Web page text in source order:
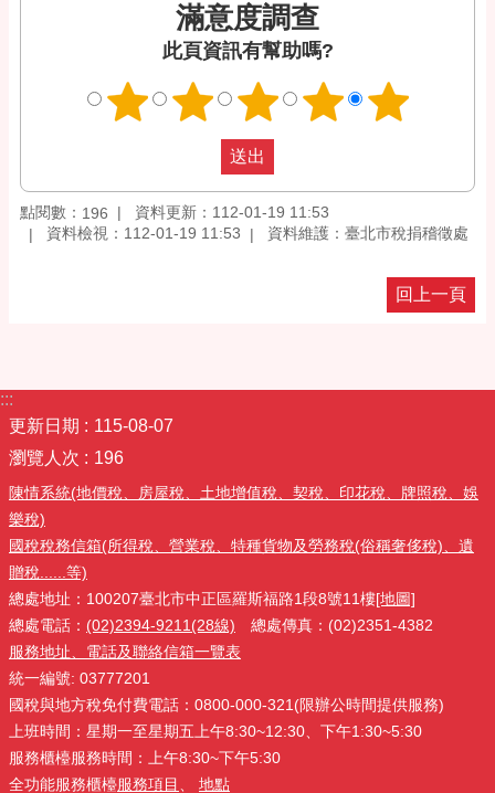
滿意度調查
此頁資訊有幫助嗎?
點閱數： 196
資料更新：112-01-19 11:53
資料檢視：112-01-19 11:53
資料維護：臺北市稅捐稽徵處
回上一頁
:::
更新日期
115-08-07
瀏覽人次
196
陳情系統(地價稅、房屋稅、土地增值稅、契稅、印花稅、牌照稅、娛
樂稅)
國稅稅務信箱(所得稅、營業稅、特種貨物及勞務稅(俗稱奢侈稅)、遺
贈稅......等)
總處地址：100207臺北市中正區羅斯福路1段8號11樓[地圖]
總處電話： (02)2394-9211(28線) 總處傳真：(02)2351-4382
服務地址、電話及聯絡信箱一覽表
統一編號: 03777201
國稅與地方稅免付費電話：0800-000-321(限辦公時間提供服務)
上班時間：星期一至星期五上午8:30~12:30、下午1:30~5:30
服務櫃檯服務時間：上午8:30~下午5:30
全功能服務櫃檯服務項目 、 地點